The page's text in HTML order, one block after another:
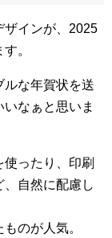
ザインが、2025
。
ルな年賀状を送
なぁと思いま
ったり、印刷
自然に配慮し
のが人気。